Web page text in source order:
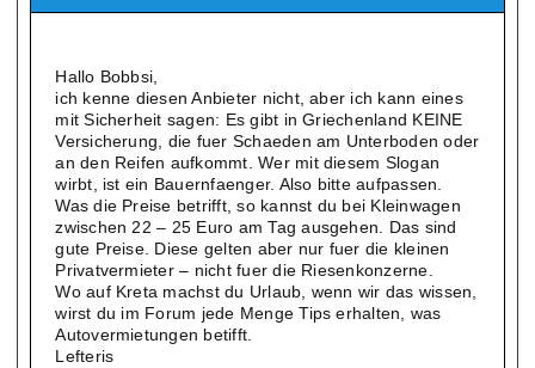
Hallo Bobbsi,
ich kenne diesen Anbieter nicht, aber ich kann eines
mit Sicherheit sagen: Es gibt in Griechenland KEINE
Versicherung, die fuer Schaeden am Unterboden oder
an den Reifen aufkommt. Wer mit diesem Slogan
wirbt, ist ein Bauernfaenger. Also bitte aufpassen.
Was die Preise betrifft, so kannst du bei Kleinwagen
zwischen 22 – 25 Euro am Tag ausgehen. Das sind
gute Preise. Diese gelten aber nur fuer die kleinen
Privatvermieter – nicht fuer die Riesenkonzerne.
Wo auf Kreta machst du Urlaub, wenn wir das wissen,
wirst du im Forum jede Menge Tips erhalten, was
Autovermietungen betifft.
Lefteris